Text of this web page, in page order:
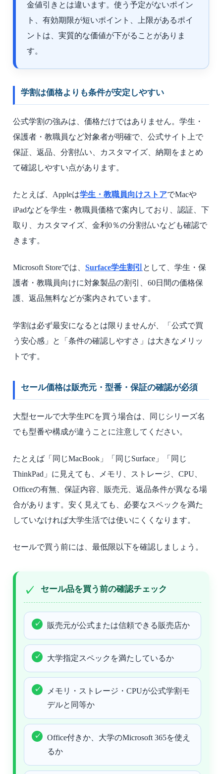
金値引きとは違います。使う予定がないポイン
ト、有効期限が短いポイント、上限があるポイ
ントは、実質的な価値が下がることがありま
す。
学割は価格よりも条件が安定しやすい
公式学割の強みは、価格だけではありません。学生・
保護者・教職員など対象者が明確で、公式サイト上で
保証、返品、分割払い、カスタマイズ、納期をまとめ
て確認しやすい点があります。
たとえば、Appleは学生・教職員向けストアでMacや
iPadなどを学生・教職員価格で案内しており、認証、下
取り、カスタマイズ、金利0％の分割払いなども確認で
きます。
Microsoft Storeでは、 Surface学生割引 として、学生・保
護者・教職員向けに対象製品の割引、60日間の価格保
護、返品無料などが案内されています。
学割は必ず最安になるとは限りませんが、「公式で買
う安心感」と「条件の確認しやすさ」は大きなメリッ
トです。
セール価格は販売元・型番・保証の確認が必須
大型セールで大学生PCを買う場合は、同じシリーズ名
でも型番や構成が違うことに注意してください。
たとえば「同じMacBook」「同じSurface」「同じ
ThinkPad」に見えても、メモリ、ストレージ、CPU、
Officeの有無、保証内容、販売元、返品条件が異なる場
合があります。安く見えても、必要なスペックを満た
していなければ大学生活では使いにくくなります。
セールで買う前には、最低限以下を確認しましょう。
セール品を買う前の確認チェック
販売元が公式または信頼できる販売店か
大学指定スペックを満たしているか
メモリ・ストレージ・CPUが公式学割モ
デルと同等か
Office付きか、大学のMicrosoft 365を使え
るか